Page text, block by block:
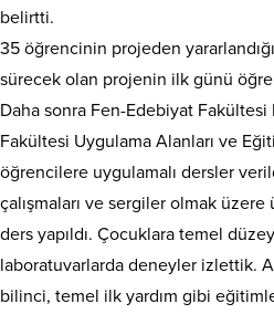
belirtti.
35 öğrencinin projeden
sürecek olan projenin ilk günü
Daha sonra Fen-Edebiyat
Fakültesi Uygulama Alanları ve
öğrencilere uygulamalı dersler
çalışmaları ve sergiler olmak üzere
ders yapıldı. Çocuklara temel
laboratuvarlarda deneyler izlettik.
bilinci, temel ilk yardım gibi